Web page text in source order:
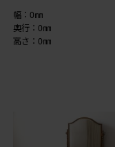
幅：0㎜
奥行：0㎜
高さ：0㎜